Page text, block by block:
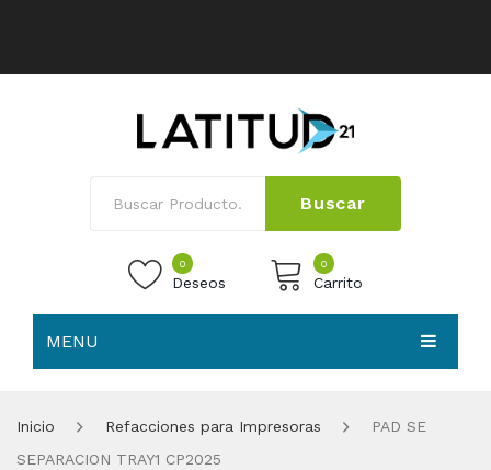
Buscar
0
Deseos
0
Carrito
MENU
Inicio Refacciones para Impresoras
PAD SE
SEPARACION TRAY1 CP2025